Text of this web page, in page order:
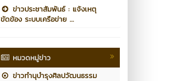
ข่าวประชาสัมพันธ์ : แจ้งเหตุ
ขัดข้อง ระบบเครือข่าย ...
หมวดหมู่ข่าว
ข่าวทำนุบำรุงศิลปวัฒนธรรม